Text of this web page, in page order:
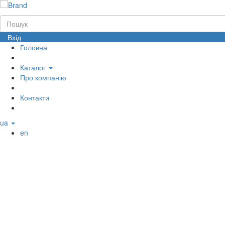
Вхід
Головна
Каталог
Про компанію
Контакти
ua
en